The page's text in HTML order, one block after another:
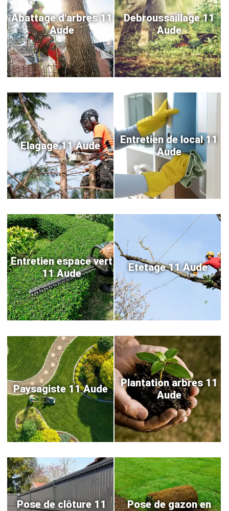
Abattage d'arbres 11
Aude
Debroussaillage 11
Aude
Elagage 11 Aude
Entretien de local 11
Aude
Entretien espace vert
11 Aude
Etetage 11 Aude
Paysagiste 11 Aude
Plantation arbres 11
Aude
Pose de clôture 11
Pose de gazon en